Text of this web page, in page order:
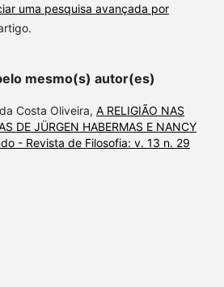
uma pesquisa avançada por
mesmo(s) autor(es)
Costa Oliveira, A RELIGIÃO NAS
DE JÜRGEN HABERMAS E NANCY
- Revista de Filosofia: v. 13 n. 29